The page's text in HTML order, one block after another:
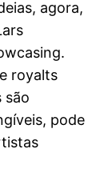
agora,
royalts
são
pode